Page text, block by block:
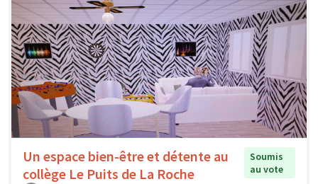
Un espace bien-être et détente au
collège Le Puits de La Roche
Soumis
au vote